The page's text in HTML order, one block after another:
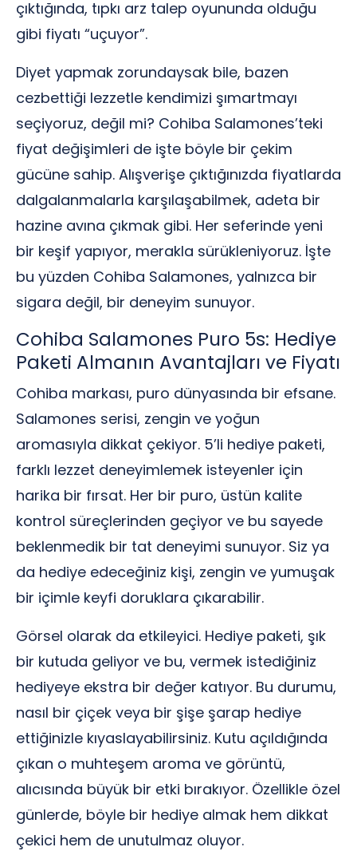
çıktığında, tıpkı arz talep oyununda olduğu
gibi fiyatı “uçuyor”.
Diyet yapmak zorundaysak bile, bazen
cezbettiği lezzetle kendimizi şımartmayı
seçiyoruz, değil mi? Cohiba Salamones’teki
fiyat değişimleri de işte böyle bir çekim
gücüne sahip. Alışverişe çıktığınızda fiyatlarda
dalgalanmalarla karşılaşabilmek, adeta bir
hazine avına çıkmak gibi. Her seferinde yeni
bir keşif yapıyor, merakla sürükleniyoruz. İşte
bu yüzden Cohiba Salamones, yalnızca bir
sigara değil, bir deneyim sunuyor.
Cohiba Salamones Puro 5s: Hediye
Paketi Almanın Avantajları ve Fiyatı
Cohiba markası, puro dünyasında bir efsane.
Salamones serisi, zengin ve yoğun
aromasıyla dikkat çekiyor. 5’li hediye paketi,
farklı lezzet deneyimlemek isteyenler için
harika bir fırsat. Her bir puro, üstün kalite
kontrol süreçlerinden geçiyor ve bu sayede
beklenmedik bir tat deneyimi sunuyor. Siz ya
da hediye edeceğiniz kişi, zengin ve yumuşak
bir içimle keyfi doruklara çıkarabilir.
Görsel olarak da etkileyici. Hediye paketi, şık
bir kutuda geliyor ve bu, vermek istediğiniz
hediyeye ekstra bir değer katıyor. Bu durumu,
nasıl bir çiçek veya bir şişe şarap hediye
ettiğinizle kıyaslayabilirsiniz. Kutu açıldığında
çıkan o muhteşem aroma ve görüntü,
alıcısında büyük bir etki bırakıyor. Özellikle özel
günlerde, böyle bir hediye almak hem dikkat
çekici hem de unutulmaz oluyor.